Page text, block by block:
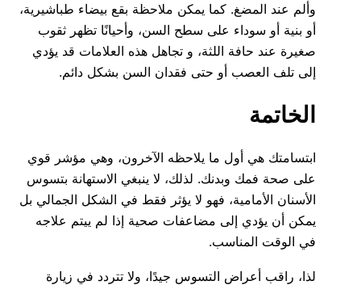
وألم عند المضغ. كما يمكن ملاحظة بقع بيضاء طباشيرية،
أو بنية أو سوداء على سطح السن، وأحيانًا تظهر ثقوب
صغيرة عند حافة اللثة، و تجاهل هذه العلامات قد يؤدي
إلى تلف العصب أو حتى فقدان السن بشكل دائم.
الخاتمة
ابتسامتك هي أول ما يلاحظه الآخرون، وهي مؤشر قوي
على صحة فمك وبدنك. لذلك، لا ينبغي الاستهانة بتسوس
الأسنان الأمامية، فهو لا يؤثر فقط في الشكل الجمالي بل
يمكن أن يؤدي إلى مضاعفات صحية إذا لم ييتم علاجه
في الوقت المناسب.
لذا، راقب أعراض التسوس جيدًا، ولا تتردد في زيارة